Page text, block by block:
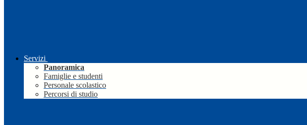
Servizi
Panoramica
Famiglie e studenti
Personale scolastico
Percorsi di studio